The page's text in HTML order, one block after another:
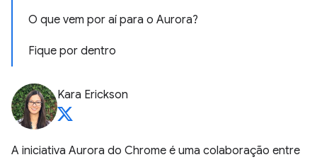
O que vem por aí para o Aurora?
Fique por dentro
Kara Erickson
A iniciativa Aurora do Chrome é uma colaboração entre